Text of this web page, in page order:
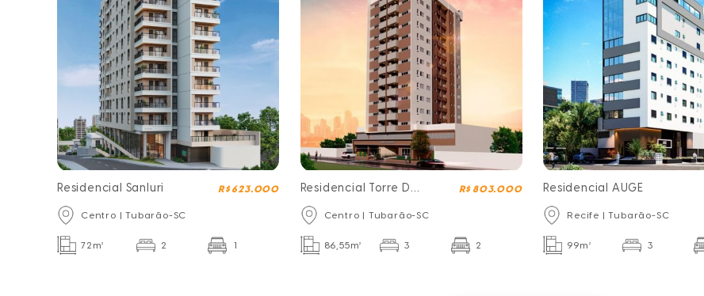
Residencial Sanluri R$ 623.000
Centro | Tubarão-SC
72m² 2 1
Residencial Torre Di
Trento - 3 Dorm.
R$ 803.000
Centro | Tubarão-SC
86,55m² 3 2
Residencial AUGE
Recife | Tubarão-SC
99m² 3